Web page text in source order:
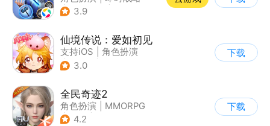
| 小说改编
3.9
仙境传说：爱如初见
支持iOS
角色扮演
| ARPG
3.0
下载
全民奇迹2
角色扮演
MMORPG
| 奇幻
4.2
下载